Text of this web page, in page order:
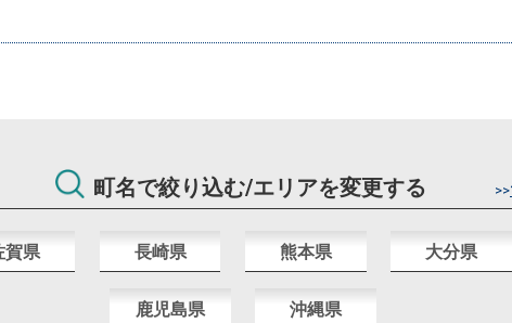
町名で絞り込む/エリアを変更する >>
賀県 長崎県 熊本県 大分県
鹿児島県 沖縄県